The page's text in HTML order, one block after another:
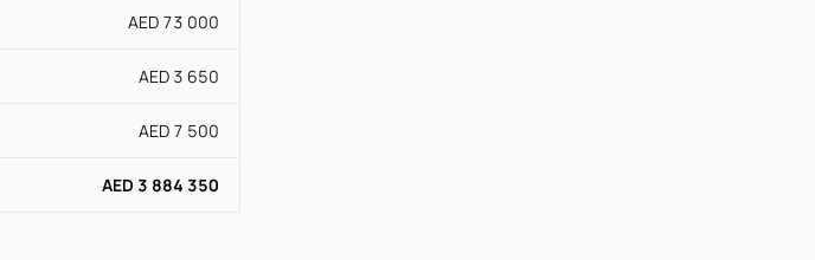
AED 73 000
AED 3 650
AED 7 500
AED 3 884 350